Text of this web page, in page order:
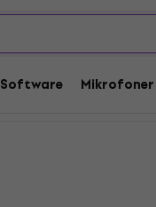
Software Mikrofoner